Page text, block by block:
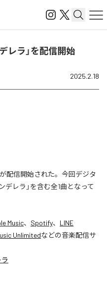
レラ」を配信開始
2025.2.18
が配信開始された。今回デジタ
デレラ」を含む全1曲となって
Music、 Spotify、 LINE
Unlimitedなどの音楽配信サ